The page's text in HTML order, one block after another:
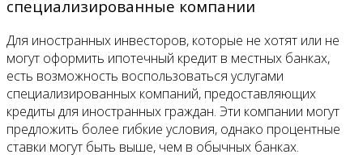
специализированные компании
Для иностранных инвесторов, которые не хотят или не
могут оформить ипотечный кредит в местных банках,
есть возможность воспользоваться услугами
специализированных компаний, предоставляющих
кредиты для иностранных граждан. Эти компании могут
предложить более гибкие условия, однако процентные
ставки могут быть выше, чем в обычных банках.